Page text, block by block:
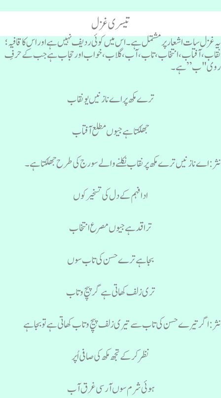
تیسری غزل
یہ غزل سات اشعار پر مشتمل ہے۔ اس میں کوئی ردیف نہیں ہے اور اس کا قافیہ؛
نقاب، آفتاب، انتخاب، تاب، آب، گلاب، خواب اور حجاب ہے جب کے حرفِ
روی "ب” ہے۔
ترے مکھ پر اے نازنیں یو نقاب
جھلکتا ہے جیوں مطلع آفتاب
نثر: اے نازنیں ترے مکھ پر نقاب نکلنے والے سورج کی طرح جھلکتا ہے۔
ادا فہم کے دل کی تسخیر کوں
ترا قد ہے جیوں مصرع انتخاب
بجا ہے ترے حسن کی تاب سوں
تری زلف کھاتی ہے گر پیچ و تاب
نثر: اگرتیرے حسن کی تاب سے تیری زلف پیچ وتاب کھاتی ہے تو بجا ہے
نظر کرکے تجھ مکھ کی صافی اُپر
ہوئی شرم سوں آرسی غرق آب